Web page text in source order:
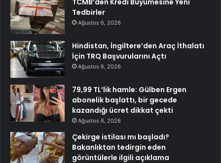
Tedbirler
Ağustos 6, 2026
Hindistan, İngiltere’den Araç İthalatı
İçin TRQ Başvurularını Açtı
Ağustos 6, 2026
79,99 TL’lik hamle: Gülben Ergen
abonelik başlattı, bir gecede
kazandığı ücret dikkat çekti
Ağustos 6, 2026
Çekirge istilası mı başladı?
Bakanlıktan tedirgin eden
görüntülerle ilgili açıklama